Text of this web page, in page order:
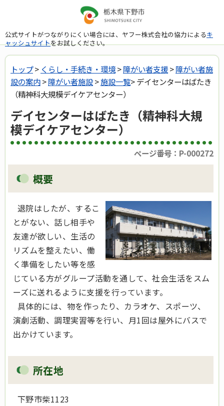
公式サイトがつながりにくい場合には、ヤフー株式会社の協力によるキ
ャッシュサイトをお試しください。
トップ> くらし・手続き・環境>障がい者支援>障がい者施
設の案内>障がい者施設>施設一覧> デイセンターはばたき
（精神科大規模デイケアセンター）
デイセンターはばたき（精神科大規
模デイケアセンター）
ページ番号：P-000272
概要
退院はしたが、するこ
とがない、話し相手や
友達が欲しい、生活の
リズムを整えたい、働
く準備をしたい等を感
じている方がグループ活動を通して、社会生活をスム
ーズに送れるように支援を行っています。
具体的には、物を作ったり、カラオケ、スポーツ、
演劇活動、調理実習等を行い、月1回は屋外にバスで
出かけています。
所在地
下野市柴1123